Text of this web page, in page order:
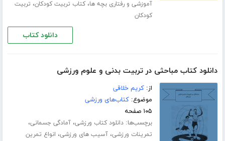
آموزشی و رفتاری بچه ها،کتاب تربیت کودکان، تربیت
کودکان
دانلود کتاب
دانلود کتاب مباحثی در تربیت بدنی و علوم ورزشی
از:کریم خلاقی
موضوع:کتاب‌های ورزشی
۱۰۵ صفحه
برچسب‌ها:دانلود کتاب ورزشی،آمادگی جسمانی،
تمرینات ورزشی،آسیب های ورزشی، انواع تمرین